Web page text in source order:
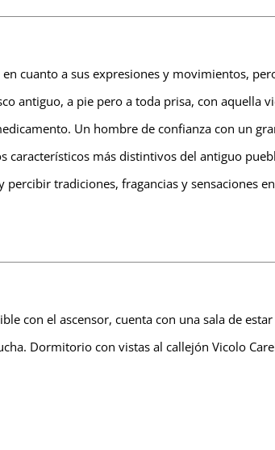
cuanto a sus expresiones y movimientos,
antiguo, a pie pero a toda prisa, con
Un hombre de confianza con un
característicos más distintivos del antiguo
percibir tradiciones, fragancias y sensaciones
con el ascensor, cuenta con una sala de
Dormitorio con vistas al callejón Vicolo